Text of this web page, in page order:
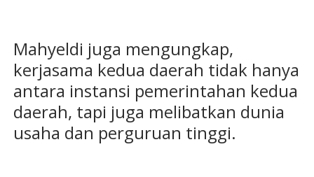
Mahyeldi juga mengungkap,
kerjasama kedua daerah tidak hanya
antara instansi pemerintahan kedua
daerah, tapi juga melibatkan dunia
usaha dan perguruan tinggi.